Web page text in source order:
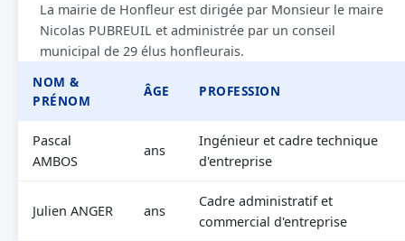
La mairie de Honfleur est dirigée par Monsieur le maire
Nicolas PUBREUIL et administrée par un conseil
municipal de 29 élus honfleurais.
NOM &
PRÉNOM
ÂGE PROFESSION
Pascal
AMBOS
ans
Ingénieur et cadre technique
d'entreprise
Julien ANGER ans
Cadre administratif et
commercial d'entreprise